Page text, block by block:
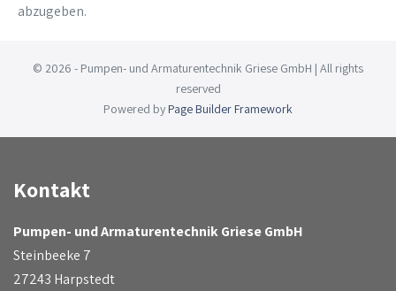
abzugeben.
© 2026 - Pumpen- und Armaturentechnik Griese GmbH | All rights
reserved
Powered by Page Builder Framework
Kontakt
Pumpen- und Armaturentechnik Griese GmbH
Steinbeeke 7
27243 Harpstedt